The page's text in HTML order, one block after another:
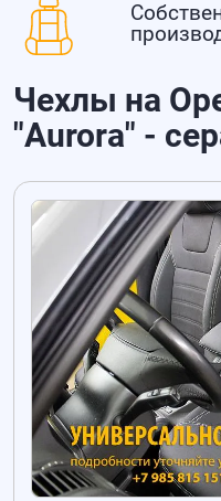
Чехлы на
"Aurora" -